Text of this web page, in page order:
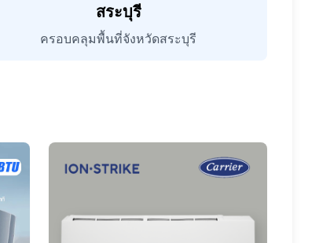
สระบุรี
ครอบคลุมพื้นที่จังหวัดสระบุรี